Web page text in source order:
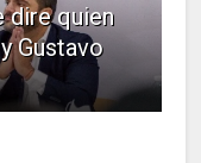
dire quien
Gustavo